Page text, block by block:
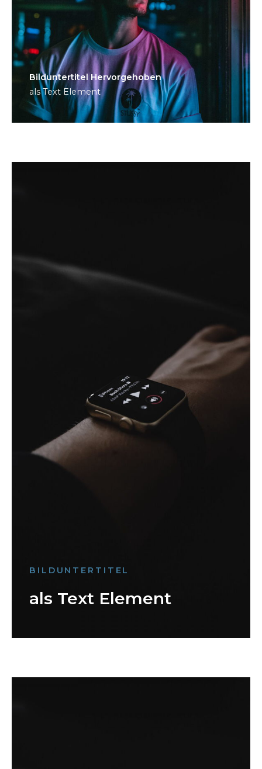
Bild­unter­titel Hervorgehoben
als Text Element
BILDUNTERTITEL
als Text Element